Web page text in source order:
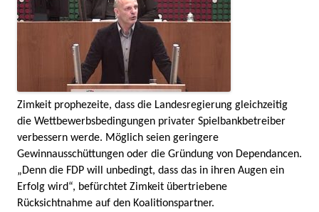
Zimkeit prophezeite, dass die Landesregierung gleichzeitig
die Wettbewerbsbedingungen privater Spielbankbetreiber
verbessern werde. Möglich seien geringere
Gewinnausschüttungen oder die Gründung von Dependancen.
„Denn die FDP will unbedingt, dass das in ihren Augen ein
Erfolg wird“, befürchtet Zimkeit übertriebene
Rücksichtnahme auf den Koalitionspartner.